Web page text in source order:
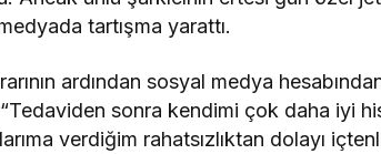
tartışma yarattı.
ardından sosyal medya
sonra kendimi çok daha iyi
verdiğim rahatsızlıktan dolayı